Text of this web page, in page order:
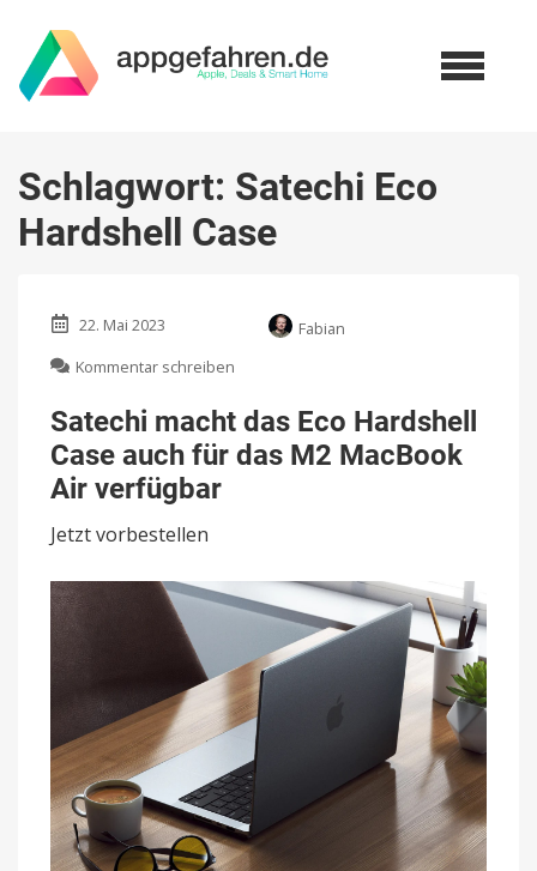
Schlagwort: Satechi Eco
Hardshell Case
22. Mai 2023
Fabian
Kommentar schreiben
macht
das
Eco
M2
MacBook
verfügbar
Satechi macht das Eco Hardshell
Case auch für das M2 MacBook
Air verfügbar
Jetzt vorbestellen